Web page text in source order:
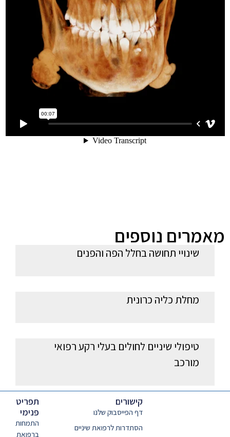
מאמרים נוספים
שינויי תחושה בחלל הפה והפנים
מחלת כליה כרונית
טיפולי שיניים לחולים בעלי רקע רפואי
מורכב
תפריט
פנימי
התמחות
ברפואת
קישורים
דף הפייסבוק שלנו
הסתדרות לרפואת שיניים